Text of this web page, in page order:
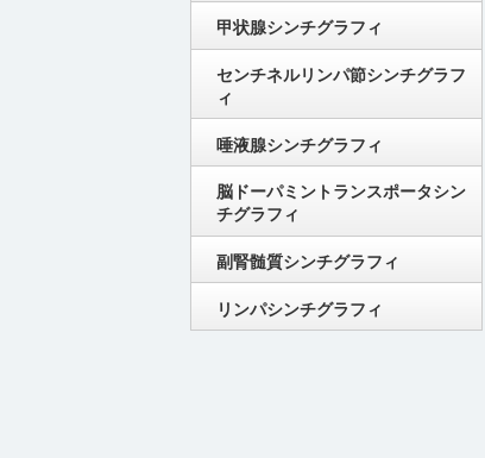
甲状腺シンチグラフィ
センチネルリンパ節シンチグラフ
ィ
唾液腺シンチグラフィ
脳ドーパミントランスポータシン
チグラフィ
副腎髄質シンチグラフィ
リンパシンチグラフィ